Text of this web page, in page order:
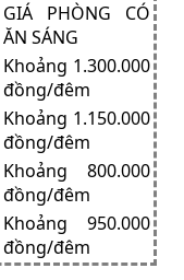
GIÁ PHÒNG CÓ
ĂN SÁNG
Khoảng 1.300.000
đồng/đêm
Khoảng 1.150.000
đồng/đêm
Khoảng 800.000
đồng/đêm
Khoảng 950.000
đồng/đêm